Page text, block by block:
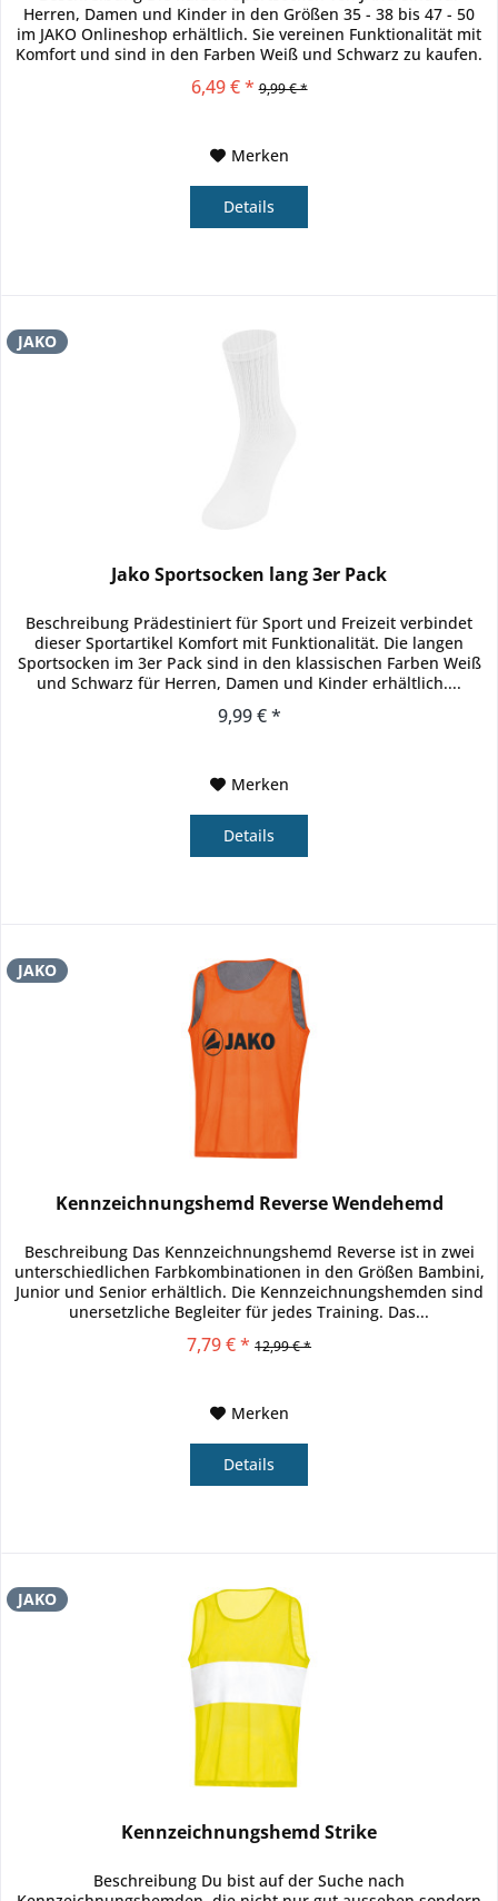
Herren, Damen und Kinder in den Größen 35 - 38 bis 47 - 50
im JAKO Onlineshop erhältlich. Sie vereinen Funktionalität mit
Komfort und sind in den Farben Weiß und Schwarz zu kaufen.
6,49 € * 9,99 € *
Merken
Details
JAKO
Jako Sportsocken lang 3er Pack
Beschreibung Prädestiniert für Sport und Freizeit verbindet
dieser Sportartikel Komfort mit Funktionalität. Die langen
Sportsocken im 3er Pack sind in den klassischen Farben Weiß
und Schwarz für Herren, Damen und Kinder erhältlich....
9,99 € *
Merken
Details
JAKO
Kennzeichnungshemd Reverse Wendehemd
Beschreibung Das Kennzeichnungshemd Reverse ist in zwei
unterschiedlichen Farbkombinationen in den Größen Bambini,
Junior und Senior erhältlich. Die Kennzeichnungshemden sind
unersetzliche Begleiter für jedes Training. Das...
7,79 € * 12,99 € *
Merken
Details
JAKO
Kennzeichnungshemd Strike
Beschreibung Du bist auf der Suche nach